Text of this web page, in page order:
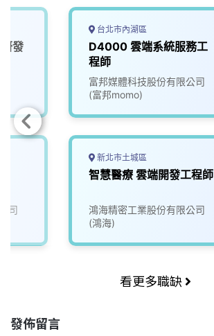
發
司
台北市內湖區
D4000 雲端系統服務工
程師
富邦媒體科技股份有限公司
(富邦momo)
新北市土城區
智慧醫療 雲端開發工程師
鴻海精密工業股份有限公司
(鴻海)
看更多職缺
發佈留言